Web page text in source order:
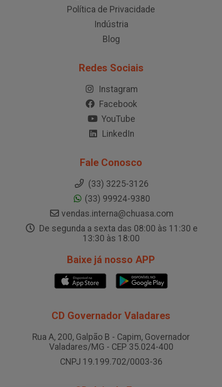
Política de Privacidade
Indústria
Blog
Redes Sociais
Instagram
Facebook
YouTube
LinkedIn
Fale Conosco
(33) 3225-3126
(33) 99924-9380
vendas.interna@chuasa.com
De segunda a sexta das 08:00 às 11:30 e
13:30 às 18:00
Baixe já nosso APP
CD Governador Valadares
Rua A, 200, Galpão B - Capim, Governador
Valadares/MG - CEP 35.024-400
CNPJ 19.199.702/0003-36